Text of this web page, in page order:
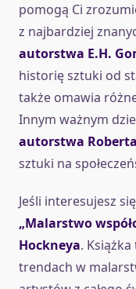
pomogą Ci
z najbardziej
autorstwa E.H.
historię sztuki od
także omawia
Innym ważnym
autorstwa
sztuki na
Jeśli interesujesz
„Malarstwo
Hockneya.
trendach w